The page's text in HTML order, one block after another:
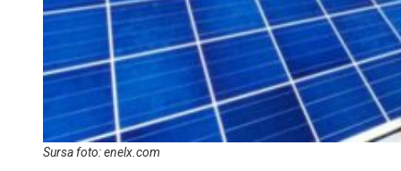
Sursa foto: enelx.com